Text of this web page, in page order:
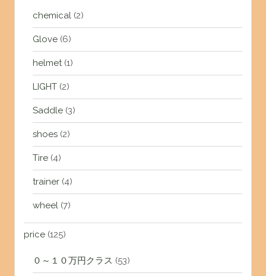
chemical(2)
Glove(6)
helmet(1)
LIGHT(2)
Saddle(3)
shoes(2)
Tire(4)
trainer(4)
wheel(7)
price(125)
０～１０万円クラス (53)